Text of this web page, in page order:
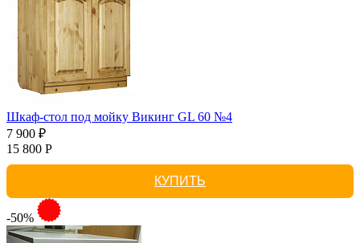
Шкаф-стол под мойку Викинг GL 60 №4
7 900 ₽
15 800 Р
КУПИТЬ
-50%